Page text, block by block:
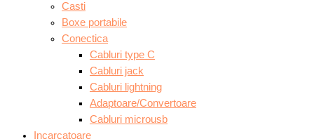
Casti
Boxe portabile
Conectica
Cabluri type C
Cabluri jack
Cabluri lightning
Adaptoare/Convertoare
Cabluri microusb
Incarcatoare